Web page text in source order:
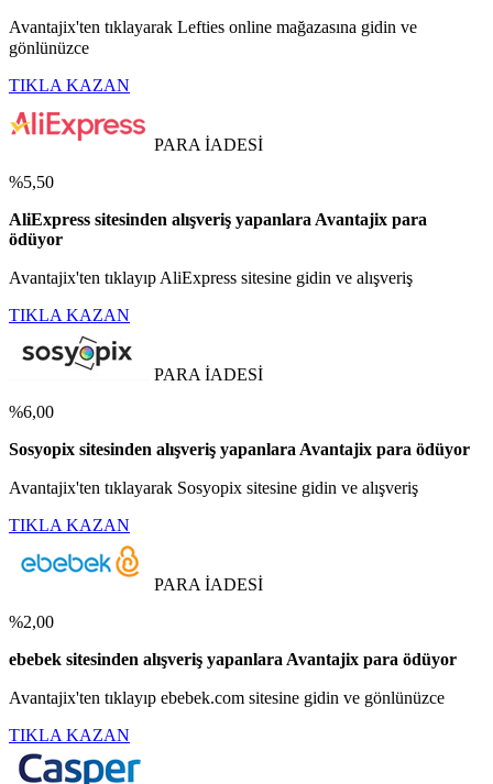
Avantajix'ten tıklayarak Lefties online mağazasına gidin ve
gönlünüzce
TIKLA KAZAN
PARA İADESİ
%5,50
AliExpress sitesinden alışveriş yapanlara Avantajix para
ödüyor
Avantajix'ten tıklayıp AliExpress sitesine gidin ve alışveriş
TIKLA KAZAN
PARA İADESİ
%6,00
Sosyopix sitesinden alışveriş yapanlara Avantajix para ödüyor
Avantajix'ten tıklayarak Sosyopix sitesine gidin ve alışveriş
TIKLA KAZAN
PARA İADESİ
%2,00
ebebek sitesinden alışveriş yapanlara Avantajix para ödüyor
Avantajix'ten tıklayıp ebebek.com sitesine gidin ve gönlünüzce
TIKLA KAZAN